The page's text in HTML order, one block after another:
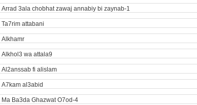
Arrad 3ala chobhat zawaj annabiy bi zaynab-1
Ta7rim attabani
Alkhamr
Alkhol3 wa attala9
Al2anssab fi alislam
A7kam al3abid
Ma Ba3da Ghazwat O7od-4